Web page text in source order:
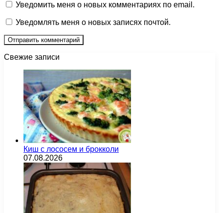
Уведомить меня о новых комментариях по email.
Уведомлять меня о новых записях почтой.
Свежие записи
Киш с лососем и брокколи
07.08.2026